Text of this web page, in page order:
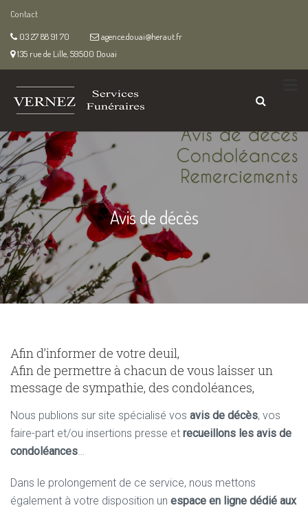
Contact
03 27 88 91 70
agence.douai@heraut.fr
135 rue de Lille, 59500 Douai
Avis de décès
Afin d’informer de votre deuil,
Afin de permettre à chacun de vous laisser un
message de sympathie, des condoléances,
Nous publions sur site spécialisé vos avis de décès, vos
faire-part et/ou insertions presse et recueillons les avis de
condoléances…
Dans le prolongement de ce service, nous mettons
également à votre disposition un espace en ligne dédié aux